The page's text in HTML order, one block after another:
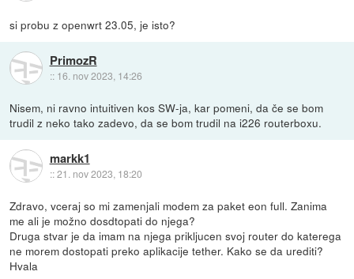
si probu z openwrt 23.05, je isto?
PrimozR
:: 16. nov 2023, 14:26
Nisem, ni ravno intuitiven kos SW-ja, kar pomeni, da če se bom
trudil z neko tako zadevo, da se bom trudil na i226 routerboxu.
markk1
::21. nov 2023, 18:20
Zdravo, vceraj so mi zamenjali modem za paket eon full. Zanima
me ali je možno dosdtopati do njega?
Druga stvar je da imam na njega prikljucen svoj router do katerega
ne morem dostopati preko aplikacije tether. Kako se da urediti?
Hvala